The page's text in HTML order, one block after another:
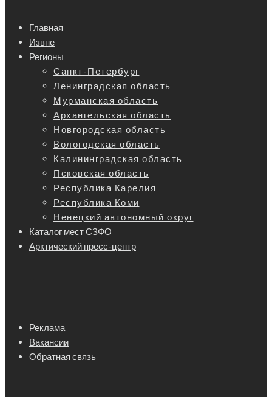
Главная
Извне
Регионы
Санкт-Петербург
Ленинградская область
Мурманская область
Архангельская область
Новгородская область
Вологодская область
Калининградская область
Псковская область
Республика Карелия
Республика Коми
Ненецкий автономный округ
Каталог мест СЗФО
Арктический пресс-центр
Реклама
Вакансии
Обратная связь